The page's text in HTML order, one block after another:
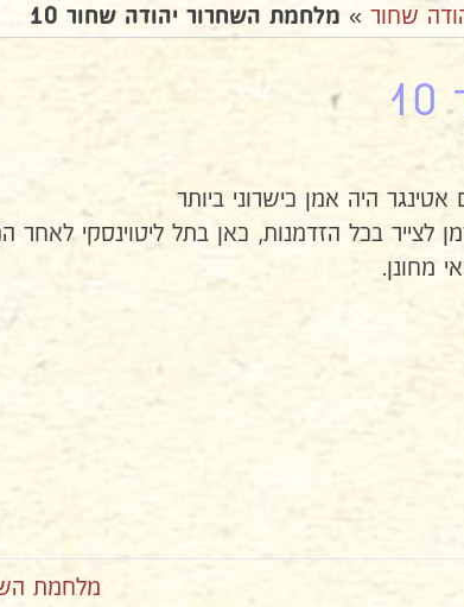
שחור » מלחמת השחרור יהודה שחור 10
היה אמן כישרוני ביותר
לצייר בכל הזדמנות, כאן בתל ליטוינסקי לאחר
מחונן.
מלחמת